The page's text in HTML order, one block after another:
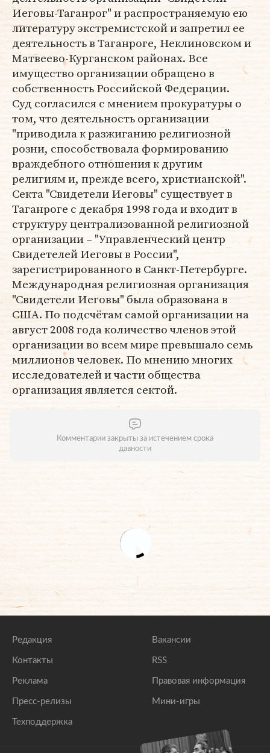
Иеговы-Таганрог" и распространяемую ею
литературу экстремистской и запретил ее
деятельность в Таганроге, Неклиновском и
Матвеево-Курганском районах. Все
имущество организации обращено в
собственность Российской Федерации.
Суд согласился с мнением прокуратуры о
том, что деятельность организации
"приводила к разжиганию религиозной
розни, способствовала формированию
враждебного отношения к другим
религиям и, прежде всего, христианской".
Секта "Свидетели Иеговы" существует в
Таганроге с декабря 1998 года и входит в
структуру централизованной религиозной
организации – "Управленческий центр
Свидетелей Иеговы в России",
зарегистрированного в Санкт-Петербурге.
Международная религиозная организация
"Свидетели Иеговы" была образована в
США. По подсчётам самой организации на
август 2008 года количество членов этой
организации во всем мире превышало семь
миллионов человек. По мнению многих
исследователей и части общества
организация является сектой.
Комментарии закрыты за истечением срока
давности
Редакция
Контакты
Реклама
Пресс-релизы
Техподдержка
Вакансии
RSS
Правовая информация
Мини-игры